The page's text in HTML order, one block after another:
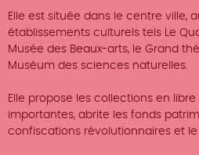
Elle est située dans le centre ville,
établissements culturels tels Le
Musée des Beaux-arts, le Grand
Muséum des sciences naturelles.
Elle propose les collections en
importantes, abrite les fonds
confiscations révolutionnaires et